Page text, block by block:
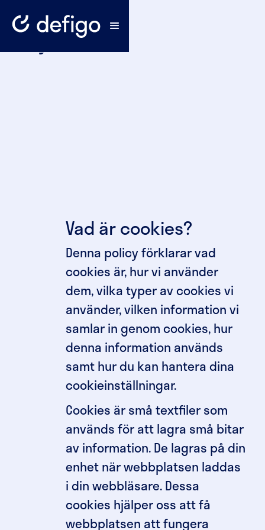
Vad är cookies?
Denna policy förklarar vad
cookies är, hur vi använder
dem, vilka typer av cookies vi
använder, vilken information vi
samlar in genom cookies, hur
denna information används
samt hur du kan hantera dina
cookieinställningar.
Cookies är små textfiler som
används för att lagra små bitar
av information. De lagras på din
enhet när webbplatsen laddas
i din webbläsare. Dessa
cookies hjälper oss att få
webbplatsen att fungera